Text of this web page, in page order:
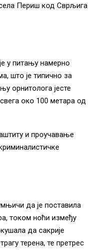
Периш код Сврљига
у питању намерно
што је типично за
орнитолога јесте
око 100 метара од
и проучавање
да је поставила
током ноћи између
да сакрије
терена, те претрес